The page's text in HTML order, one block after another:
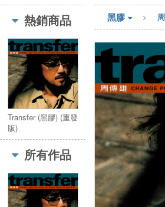
STRAY KIDS
盧廣仲 周杰伦
熱銷商品
Transfer (黑膠) (重發
版)
所有作品
黑膠